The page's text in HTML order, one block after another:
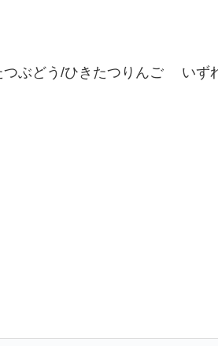
つぶどう/ひきたつりんご いず